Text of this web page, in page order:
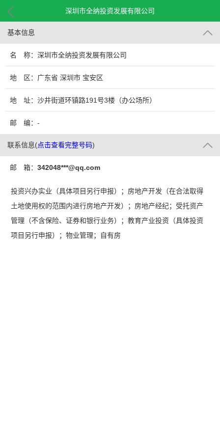
深圳市全纳投资发展有限公司
基本信息
名 称：深圳市全纳投资发展有限公司
地 区：广东省 深圳市 宝安区
地 址：沙井街道环镇路191号3楼（办公场所）
邮 编：-
联系信息(点击查看完整号码)
邮 箱： 342048***@qq.com
投资兴办实业（具体项目另行申报）；房地产开发（在合法取得
土地使用权的范围内进行房地产开发）；房地产经纪；受托资产
管理（不含保险、证券和银行业务）；教育产业投资（具体投资
项目另行申报）；物业管理；自有房